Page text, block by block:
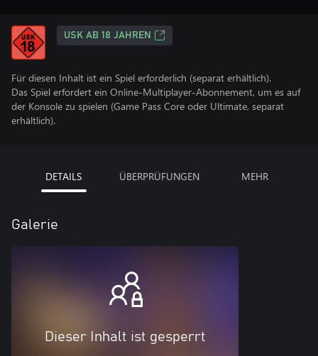
USK AB 18 JAHREN
Für diesen Inhalt ist ein Spiel erforderlich (separat erhältlich).
Das Spiel erfordert ein Online-Multiplayer-Abonnement, um es auf
der Konsole zu spielen (Game Pass Core oder Ultimate, separat
erhältlich).
DETAILS ÜBERPRÜFUNGEN MEHR
Galerie
Dieser Inhalt ist gesperrt